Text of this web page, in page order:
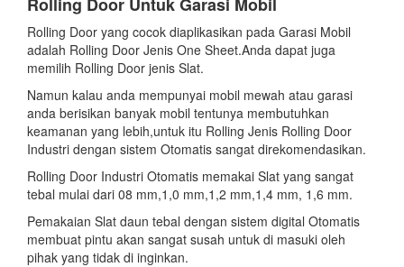
Rolling Door yang cocok diaplikasikan pada Garasi Mobil
adalah Rolling Door Jenis One Sheet.Anda dapat juga
memilih Rolling Door jenis Slat.
Namun kalau anda mempunyai mobil mewah atau garasi
anda berisikan banyak mobil tentunya membutuhkan
keamanan yang lebih,untuk itu Rolling Jenis Rolling Door
Industri dengan sistem Otomatis sangat direkomendasikan.
Rolling Door Industri Otomatis memakai Slat yang sangat
tebal mulai dari 08 mm,1,0 mm,1,2 mm,1,4 mm, 1,6 mm.
Pemakaian Slat daun tebal dengan sistem digital Otomatis
membuat pintu akan sangat susah untuk di masuki oleh
pihak yang tidak di inginkan.